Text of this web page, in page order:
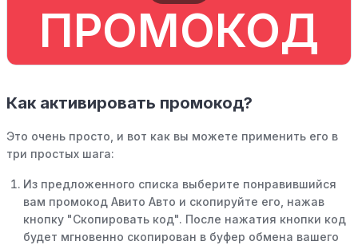
ПРОМОКОД
Как активировать промокод?
Это очень просто, и вот как вы можете применить его в
три простых шага:
Из предложенного списка выберите понравившийся
вам промокод Авито Авто и скопируйте его, нажав
кнопку "Скопировать код". После нажатия кнопки код
будет мгновенно скопирован в буфер обмена вашего